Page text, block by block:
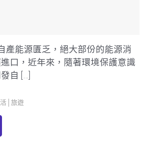
能源匱乏，絕大部份的能源消
口，近年來，隨著環境保護意識
自 […]
│旅遊